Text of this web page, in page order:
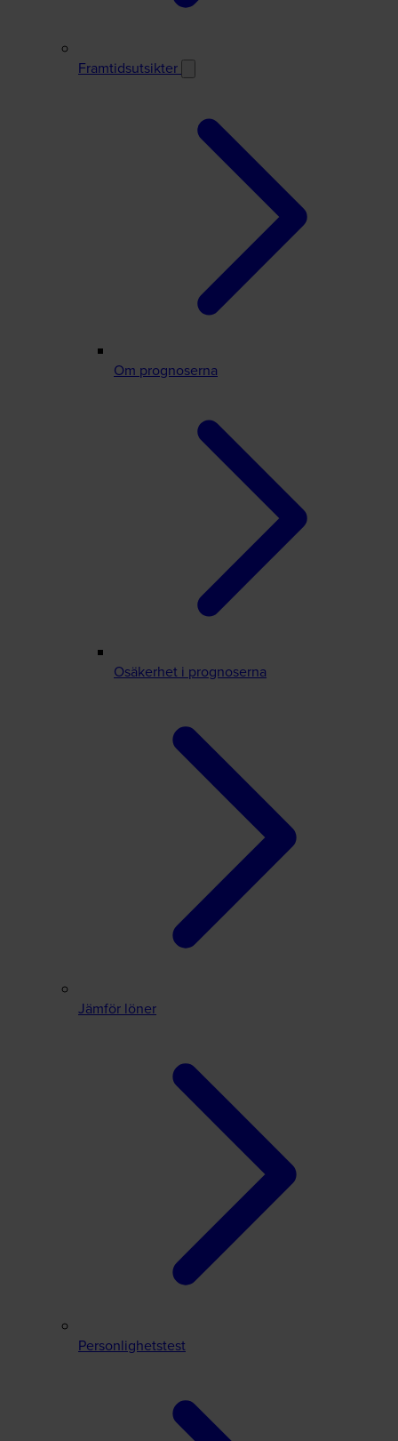
Framtidsutsikter
Om prognoserna
Osäkerhet i prognoserna
Jämför löner
Personlighetstest